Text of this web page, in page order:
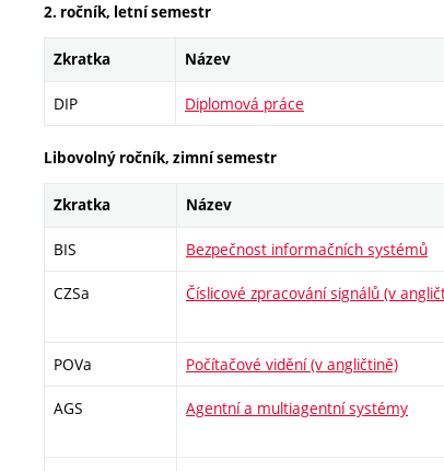
2. ročník, letní semestr
Zkratka Název
DIP Diplomová práce
Libovolný ročník, zimní semestr
Zkratka Název
BIS Bezpečnost informačních systémů
CZSa Číslicové zpracování signálů (v
POVa Počítačové vidění (v angličtině)
AGS Agentní a multiagentní systémy